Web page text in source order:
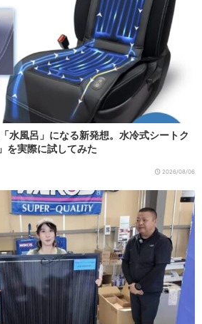
水風呂」になる新発想。水冷式シートク
を実際に試してみた
2026/08/06